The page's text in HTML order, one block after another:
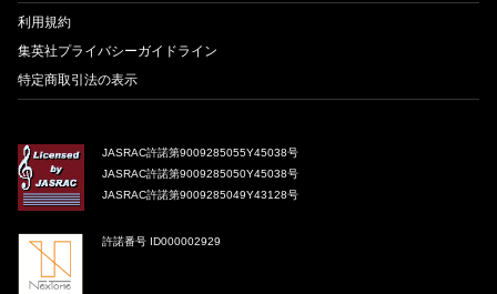
利用規約
集英社プライバシーガイドライン
特定商取引法の表示
JASRAC許諾第9009285055Y45038号
JASRAC許諾第9009285050Y45038号
JASRAC許諾第9009285049Y43128号
許諾番号 ID000002929